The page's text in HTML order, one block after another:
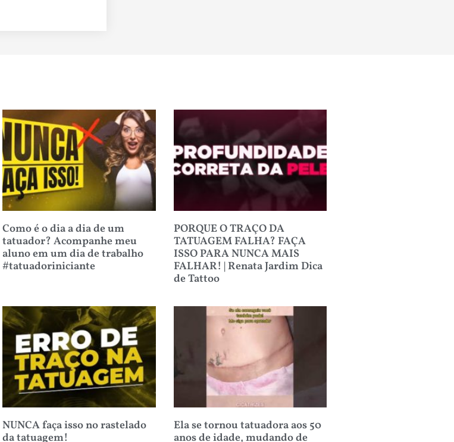
Como é o dia a dia de um
tatuador? Acompanhe meu
aluno em um dia de trabalho
#tatuadoriniciante
PORQUE O TRAÇO DA
TATUAGEM FALHA? FAÇA
ISSO PARA NUNCA MAIS
FALHAR! | Renata Jardim Dica
de Tattoo
NUNCA faça isso no rastelado
da tatuagem!
Ela se tornou tatuadora aos 50
anos de idade, mudando de